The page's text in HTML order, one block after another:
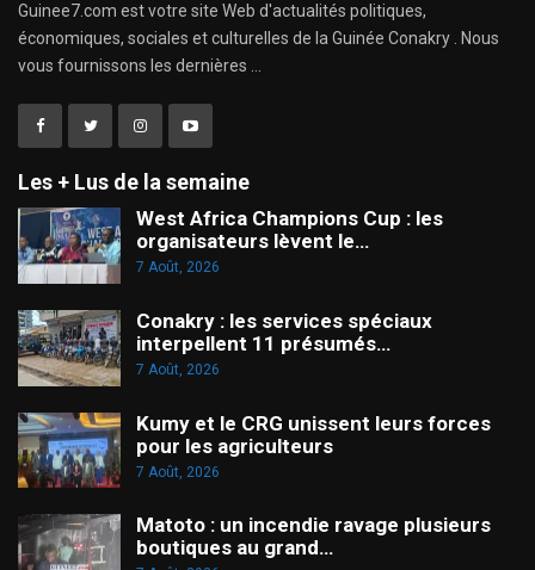
Guinee7.com est votre site Web d'actualités politiques,
économiques, sociales et culturelles de la Guinée Conakry . Nous
vous fournissons les dernières ...
Les + Lus de la semaine
West Africa Champions Cup : les
organisateurs lèvent le…
7 Août, 2026
Conakry : les services spéciaux
interpellent 11 présumés…
7 Août, 2026
Kumy et le CRG unissent leurs forces
pour les agriculteurs
7 Août, 2026
Matoto : un incendie ravage plusieurs
boutiques au grand…